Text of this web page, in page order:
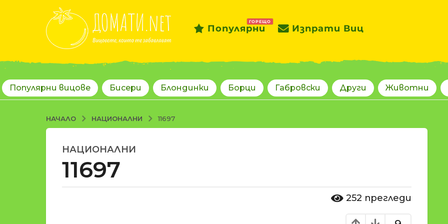
Популярни
ГОРЕЩО
Изпрати Виц
Популярни вицове Бисери Блондинки Борци Габровски Други Животни
НАЧАЛО НАЦИОНАЛНИ 11697
1
8
НАЦИОНАЛНИ
11697
252 прегледи